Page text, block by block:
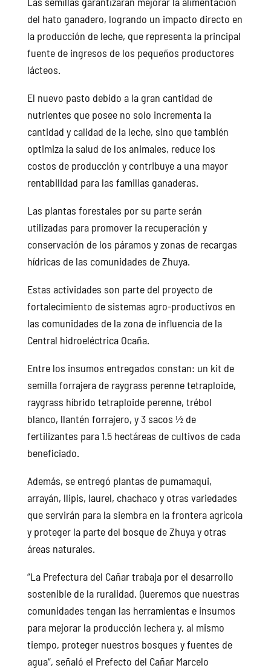
del hato ganadero, logrando un impacto directo en
la producción de leche, que representa la principal
fuente de ingresos de los pequeños productores
lácteos.
El nuevo pasto debido a la gran cantidad de
nutrientes que posee no solo incrementa la
cantidad y calidad de la leche, sino que también
optimiza la salud de los animales, reduce los
costos de producción y contribuye a una mayor
rentabilidad para las familias ganaderas.
Las plantas forestales por su parte serán
utilizadas para promover la recuperación y
conservación de los páramos y zonas de recargas
hídricas de las comunidades de Zhuya.
Estas actividades son parte del proyecto de
fortalecimiento de sistemas agro-productivos en
las comunidades de la zona de influencia de la
Central hidroeléctrica Ocaña.
Entre los insumos entregados constan: un kit de
semilla forrajera de raygrass perenne tetraploide,
raygrass híbrido tetraploide perenne, trébol
blanco, llantén forrajero, y 3 sacos ½ de
fertilizantes para 1.5 hectáreas de cultivos de cada
beneficiado.
Además, se entregó plantas de pumamaqui,
arrayán, llipis, laurel, chachaco y otras variedades
que servirán para la siembra en la frontera agrícola
y proteger la parte del bosque de Zhuya y otras
áreas naturales.
“La Prefectura del Cañar trabaja por el desarrollo
sostenible de la ruralidad. Queremos que nuestras
comunidades tengan las herramientas e insumos
para mejorar la producción lechera y, al mismo
tiempo, proteger nuestros bosques y fuentes de
agua“, señaló el Prefecto del Cañar Marcelo